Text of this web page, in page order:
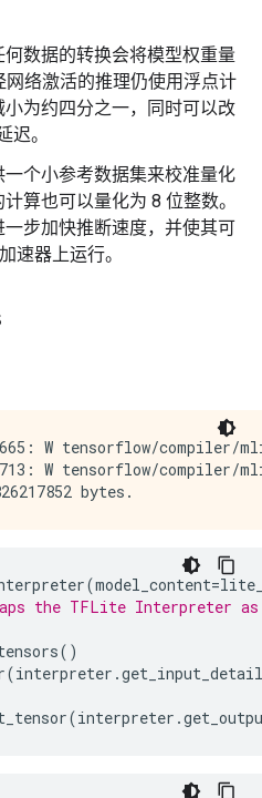
数据的转换会将模型权重量
网络激活的推理仍使用浮点计
为约四分之一，同时可以改
迟。
个小参考数据集来校准量化
算也可以量化为 8 位整数。
步加快推断速度，并使其可
速器上运行。
W tensorflow/
W tensorflow/
(model_content=
the TFLite Interpreter as
()
(interpreter .
(interpreter .